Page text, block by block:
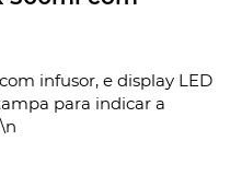
infusor, e display LED
para indicar a